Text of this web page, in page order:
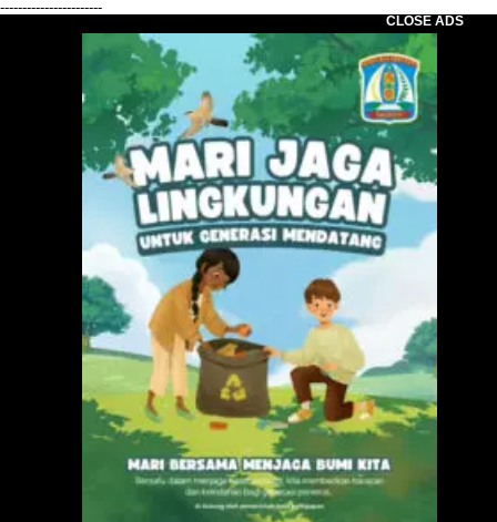
-----------------------
CLOSE ADS